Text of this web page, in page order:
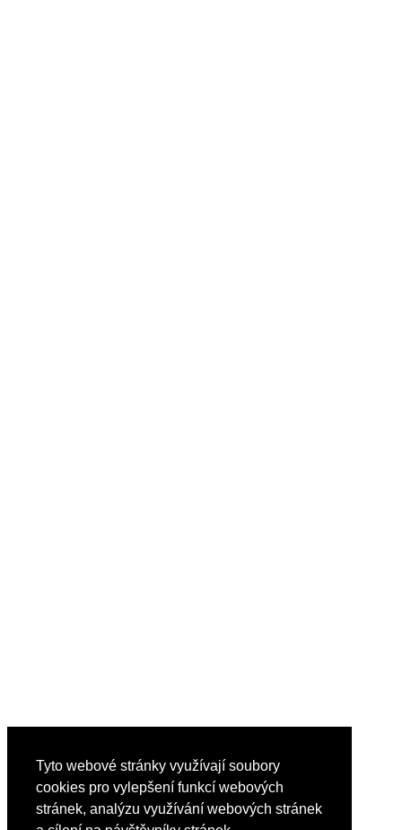
Tyto webové stránky využívají soubory
cookies pro vylepšení funkcí webových
stránek, analýzu využívání webových stránek